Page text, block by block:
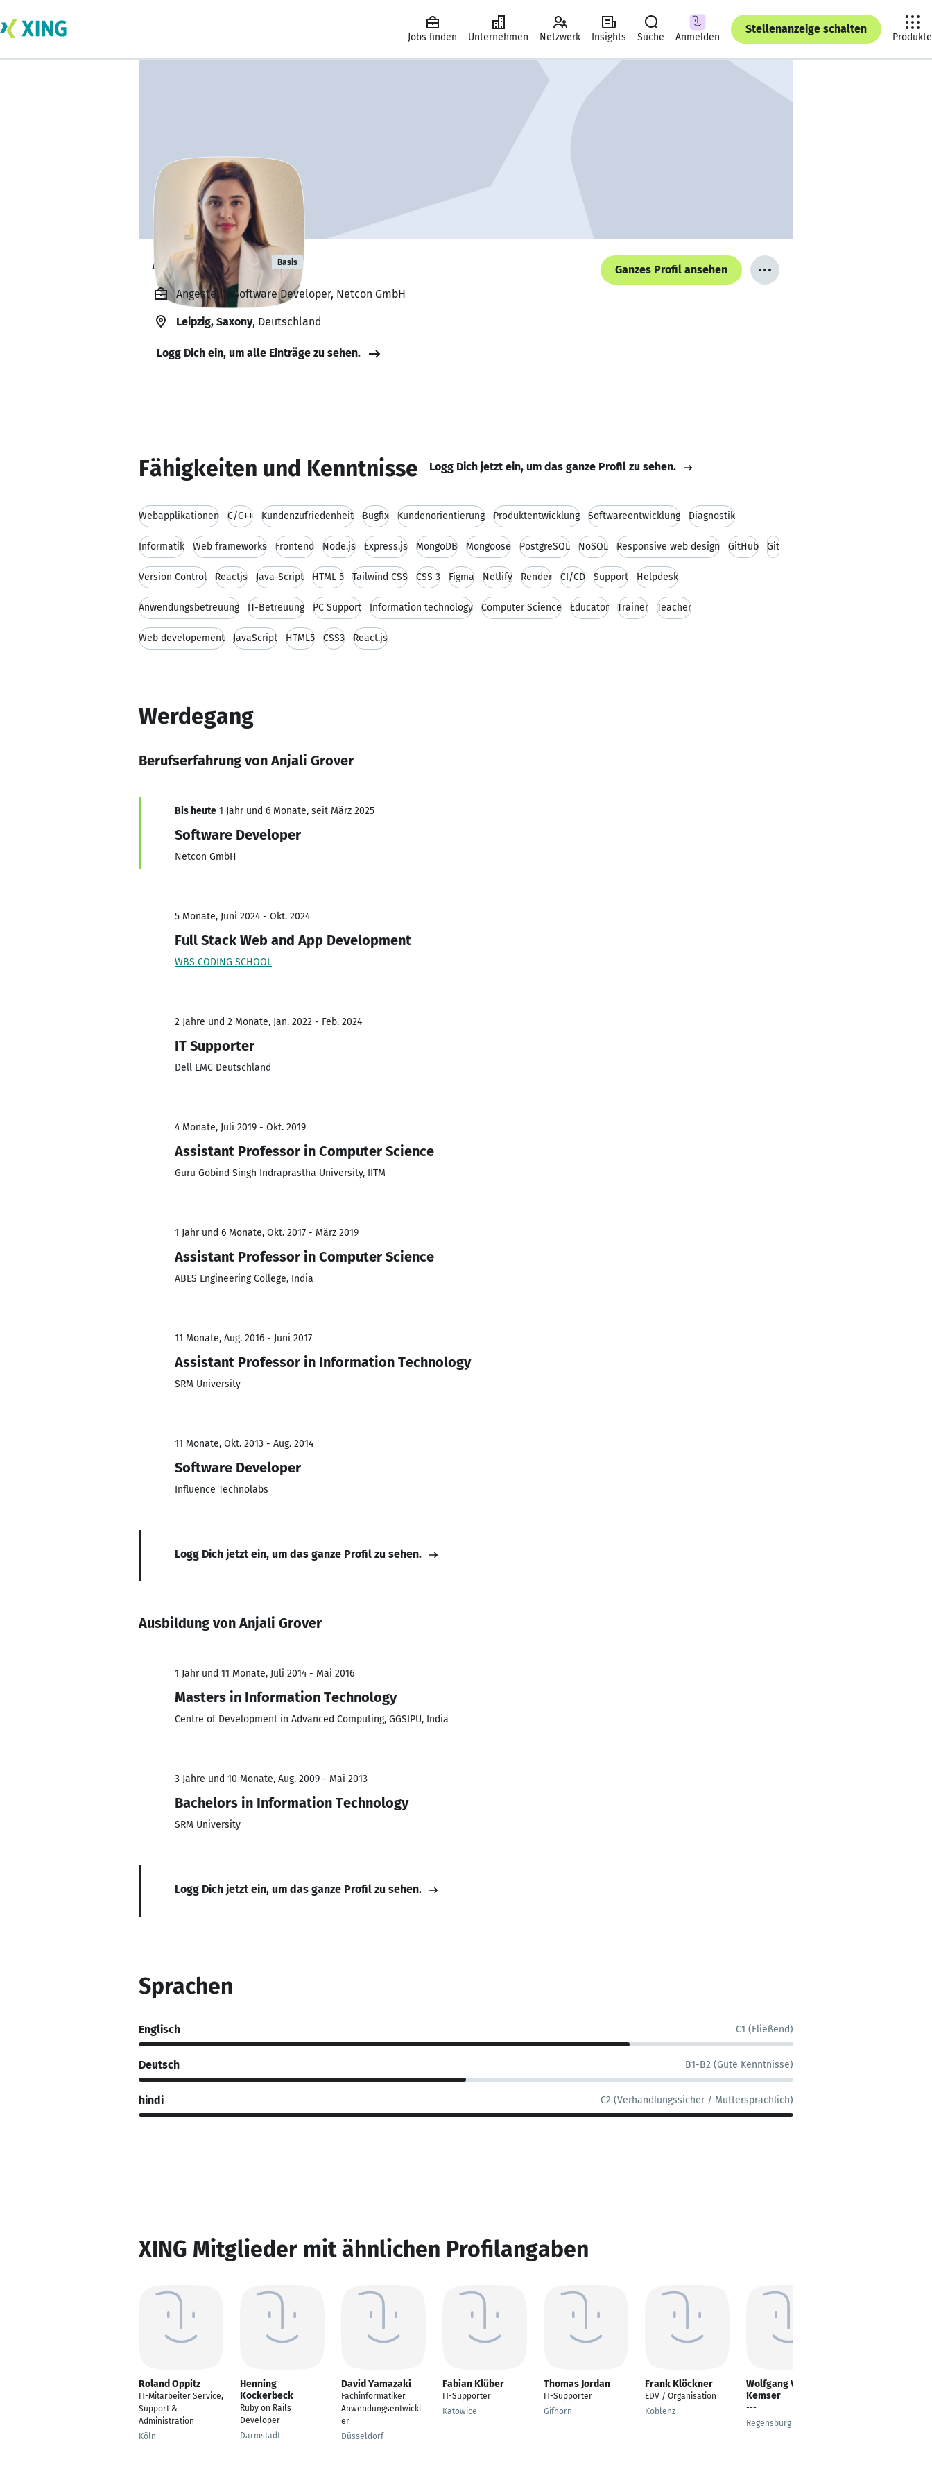
Jobs finden Unternehmen Netzwerk Insights Suche Anmelden
Stellenanzeige schalten
Produkte
Anjali Grover Basis
Ganzes Profil ansehen
Angestellt, Software Developer, Netcon GmbH
Leipzig, Saxony, Deutschland
Logg Dich ein, um alle Einträge zu sehen.
Fähigkeiten und Kenntnisse Logg Dich jetzt ein, um das ganze Profil zu sehen.
Webapplikationen C/C++ Kundenzufriedenheit Bugfix Kundenorientierung Produktentwicklung Softwareentwicklung Diagnostik
Informatik Web frameworks Frontend Node.js Express.js MongoDB Mongoose PostgreSQL NoSQL Responsive web design GitHub Git
Version Control Reactjs Java-Script HTML 5 Tailwind CSS CSS 3 Figma Netlify Render CI/CD Support Helpdesk
Anwendungsbetreuung IT-Betreuung PC Support Information technology Computer Science Educator Trainer Teacher
Web developement JavaScript HTML5 CSS3 React.js
Werdegang
Berufserfahrung von Anjali Grover
Bis heute 1 Jahr und 6 Monate, seit März 2025
Software Developer
Netcon GmbH
5 Monate, Juni 2024 - Okt. 2024
Full Stack Web and App Development
WBS CODING SCHOOL
2 Jahre und 2 Monate, Jan. 2022 - Feb. 2024
IT Supporter
Dell EMC Deutschland
4 Monate, Juli 2019 - Okt. 2019
Assistant Professor in Computer Science
Guru Gobind Singh Indraprastha University, IITM
1 Jahr und 6 Monate, Okt. 2017 - März 2019
Assistant Professor in Computer Science
ABES Engineering College, India
11 Monate, Aug. 2016 - Juni 2017
Assistant Professor in Information Technology
SRM University
11 Monate, Okt. 2013 - Aug. 2014
Software Developer
Influence Technolabs
Logg Dich jetzt ein, um das ganze Profil zu sehen.
Ausbildung von Anjali Grover
1 Jahr und 11 Monate, Juli 2014 - Mai 2016
Masters in Information Technology
Centre of Development in Advanced Computing, GGSIPU, India
3 Jahre und 10 Monate, Aug. 2009 - Mai 2013
Bachelors in Information Technology
SRM University
Logg Dich jetzt ein, um das ganze Profil zu sehen.
Sprachen
Englisch C1 (Fließend)
Deutsch B1-B2 (Gute Kenntnisse)
hindi C2 (Verhandlungssicher / Muttersprachlich)
XING Mitglieder mit ähnlichen Profilangaben
Roland Oppitz
IT-Mitarbeiter Service,
Support &
Administration
Köln
Henning
Kockerbeck
Ruby on Rails
Developer
Darmstadt
David Yamazaki
Fachinformatiker
Anwendungsentwickl
er
Düsseldorf
Fabian Klüber
IT-Supporter
Katowice
Thomas Jordan
IT-Supporter
Gifhorn
Frank Klöckner
EDV / Organisation
Koblenz
Wolfgang Vögl-
Kemser
---
Regensburg